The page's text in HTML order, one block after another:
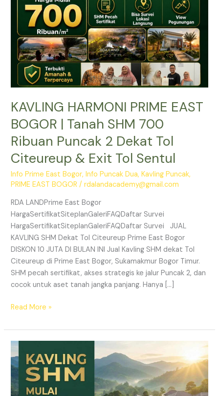
KAVLING HARMONI PRIME EAST
BOGOR | Tanah SHM 700
Ribuan Puncak 2 Dekat Tol
Citeureup & Exit Tol Sentul
Info Prime East Bogor,Info Puncak Dua,Kavling Puncak,
PRIME EAST BOGOR /rdalandacademy@gmail.com
RDA LANDPrime East Bogor
HargaSertifikatSiteplanGaleriFAQDaftar Survei
HargaSertifikatSiteplanGaleriFAQDaftar Survei JUAL
KAVLING SHM Dekat Tol Citeureup Prime East Bogor
DISKON 10 JUTA DI BULAN INI Jual Kavling SHM dekat Tol
Citeureup di Prime East Bogor, Sukamakmur Bogor Timur.
SHM pecah sertifikat, akses strategis ke jalur Puncak 2, dan
cocok untuk aset tanah jangka panjang. Hanya […]
Tanah
700
Ribuan
Puncak
Dekat
Citeureup
Exit
Tol
Read More »
HARMONI
PRIME
EAST
BOGOR
–